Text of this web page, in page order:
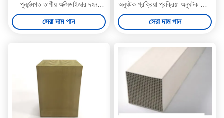
পুনর্জন্মগত তাপীয় অক্সিডাইজার দহন
চিকিত্সা ছোট ফ্লো
সেরা দাম পান
অনুঘটক প্রক্রিয়া প্রক্রিয়া অনুঘটক জারণ
প্রক্রিয়া
সেরা দাম পান